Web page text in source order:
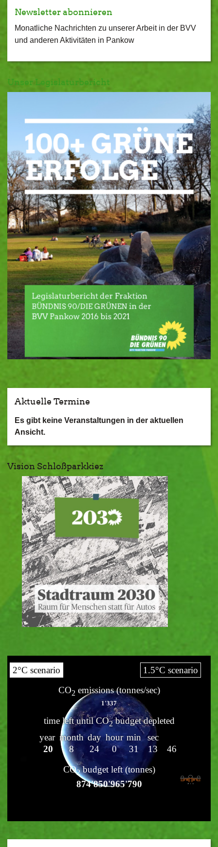
Newsletter abonnieren
Monatliche Nachrichten zu unserer Arbeit in der BVV
und anderen Aktivitäten in Pankow
Unser Legislaturbericht
Aktuelle Termine
Es gibt keine Veranstaltungen in der aktuellen
Ansicht.
Vision Schloßparkkiez